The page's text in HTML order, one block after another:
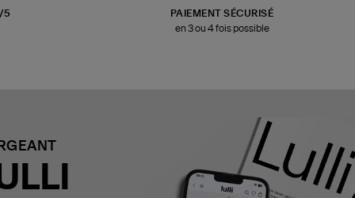
5
PAIEMENT SÉCURISÉ
en 3 ou 4 fois possible